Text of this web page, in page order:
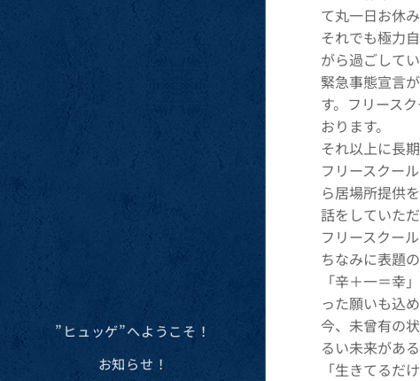
”ヒュッゲ”へようこそ！
お知らせ！
て丸一日お休
それでも極力
がら過ごして
緊急事態宣言
す。フリース
おります。
それ以上に長
フリースクー
ら居場所提供
話をしていた
フリースクー
ちなみに表題
「辛＋一＝幸
った願いも込
今、未曾有の
るい未来があ
「生きてる